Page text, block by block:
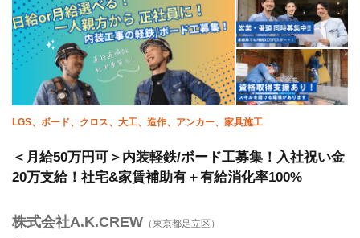
LGS、ボード、クロス、大工、造作、アンカー、家具施工
＜月給50万円可＞内装軽鉄/ボード工募集！入社祝い金
20万支給！社宅&家賃補助有＋有給消化率100%
株式会社A.K.CREW （東京都足立区）